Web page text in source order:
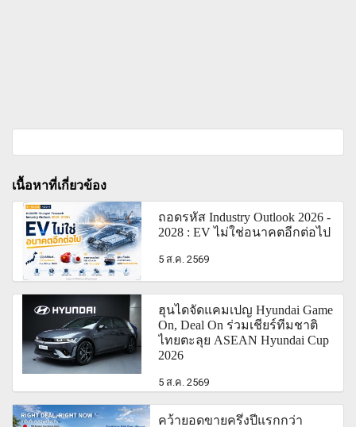
เนื้อหาที่เกี่ยวข้อง
ถอดรหัส Industry Outlook 2026 -
2028 : EV ไม่ใช่อนาคตอีกต่อไป
5 ส.ค. 2569
ฮุนไดจัดแคมเปญ Hyundai Game
On, Deal On ร่วมเชียร์ทีมชาติ
ไทยตะลุย ASEAN Hyundai Cup
2026
5 ส.ค. 2569
คว้ายอดขายครึ่งปีแรกกว่า